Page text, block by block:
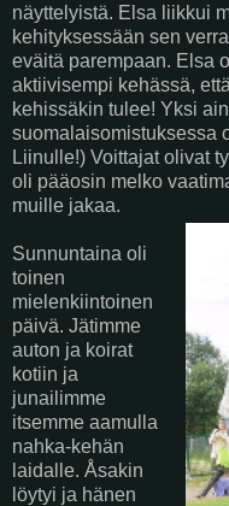
näyttelyistä. Elsa liikkui
kehityksessään sen
eväitä parempaan. Elsa
aktiivisempi kehässä,
kehissäkin tulee! Yksi
suomalaisomistuksessa
Liinulle!) Voittajat olivat
oli pääosin melko
muille jakaa.
Sunnuntaina oli
toinen
mielenkiintoinen
päivä. Jätimme
auton ja koirat
kotiin ja
junailimme
itsemme aamulla
nahka-kehän
laidalle. Åsakin
löytyi ja hänen